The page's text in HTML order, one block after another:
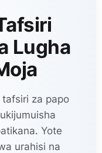
Lugha
za papo
Yote
urahisi na